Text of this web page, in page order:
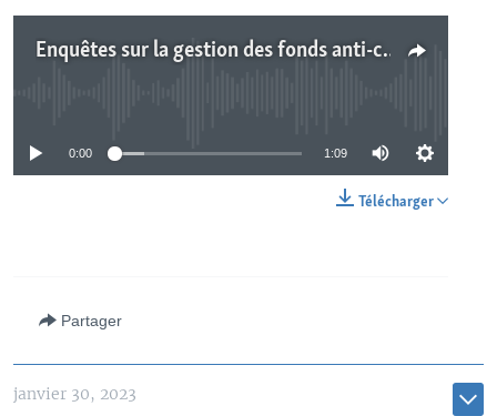
Enquêtes sur la gestion des fonds anti-covid au Sénégal
0:00 1:09
Télécharger
Partager
janvier 30, 2023